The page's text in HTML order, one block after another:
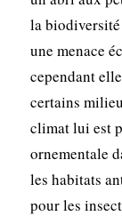
la biodiversité
une menace
cependant
certains
climat lui est
ornementale
les habitats
pour les